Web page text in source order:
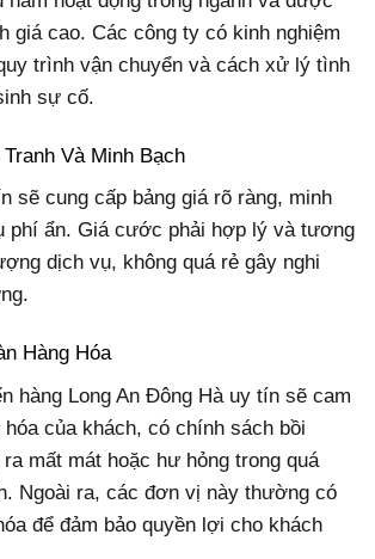
giá cao. Các công ty có kinh nghiệm
trình vận chuyển và cách xử lý tình
sự cố.
Và Minh Bạch
sẽ cung cấp bảng giá rõ ràng, minh
phí ẩn. Giá cước phải hợp lý và tương
dịch vụ, không quá rẻ gây nghi
Hàng Hóa
hàng Long An Đông Hà uy tín sẽ cam
hóa của khách, có chính sách bồi
mất mát hoặc hư hỏng trong quá
Ngoài ra, các đơn vị này thường có
để đảm bảo quyền lợi cho khách